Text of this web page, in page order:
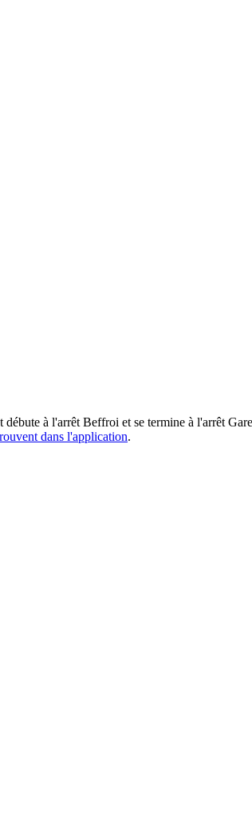
à l'arrêt Beffroi et se termine à l'arrêt
dans l'application.